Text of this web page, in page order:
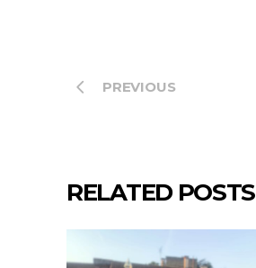
PREVIOUS
RELATED POSTS